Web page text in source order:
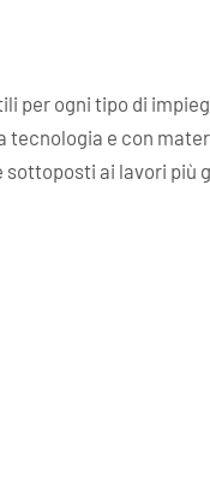
per ogni tipo di
tecnologia e con
sottoposti ai lavori più